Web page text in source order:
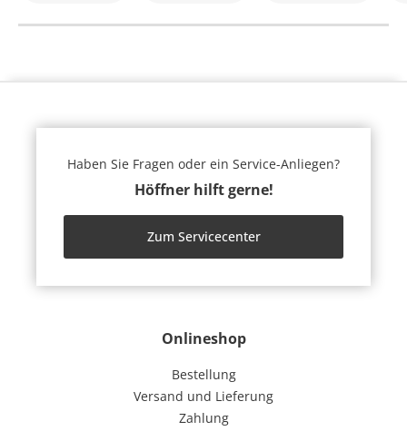
Onlineshop
Bestellung
Versand und Lieferung
Zahlung
Haben Sie Fragen oder ein Service-Anliegen?
Höffner hilft gerne!
Zum Servicecenter